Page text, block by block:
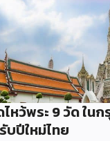
หว้พระ 9 วัด ใน
บปีใหม่ไทย